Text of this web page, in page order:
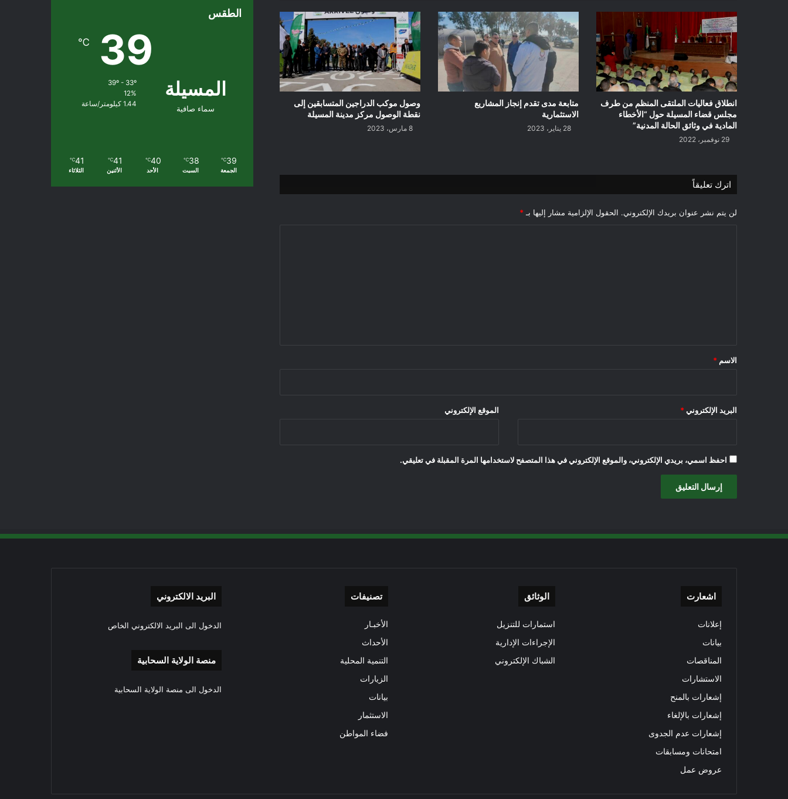
انطلاق فعاليات الملتقى المنظم من طرف
مجلس قضاء المسيلة حول “الأخطاء
المادية في وثائق الحالة المدنية”
29 نوفمبر، 2022
متابعة مدى تقدم إنجاز المشاريع
الاستثمارية
28 يناير، 2023
وصول موكب الدراجين المتسابقين إلى
نقطة الوصول مركز مدينة المسيلة
8 مارس، 2023
اترك تعليقاً
لن يتم نشر عنوان بريدك الإلكتروني. الحقول الإلزامية مشار إليها بـ *
*
الاسم *
البريد الإلكتروني * الموقع الإلكتروني
احفظ اسمي، بريدي الإلكتروني، والموقع الإلكتروني في هذا المتصفح لاستخدامها المرة المقبلة في تعليقي.
الطقس
المسيلة
سماء صافية
39
℃
39º - 33º
12%
1.44 كيلومتر/ساعة
39
℃
الجمعة
38
℃
السبت
40
℃
الأحد
41
℃
الأثنين
41
℃
الثلاثاء
اشعارت
إعلانات
بيانات
المناقصات
الاستشارات
إشعارات بالمنح
إشعارات بالإلغاء
إشعارات عدم الجدوى
امتحانات ومسابقات
عروض عمل
الوثائق
استمارات للتنزيل
الإجراءات الإدارية
الشباك الإلكتروني
تصنيفات
الأخبـار
الأحداث
التنمية المحلية
الزيارات
بيانات
الاستثمار
فضاء المواطن
البريد الالكتروني
الدخول الى البريد الالكتروني الخاص
منصة الولاية السحابية
الدخول الى منصة الولاية السحابية